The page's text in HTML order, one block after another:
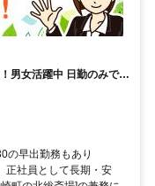
男女活躍中 日勤のみで残
早出勤務もあり
正社員として長期・安